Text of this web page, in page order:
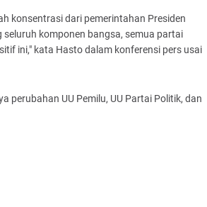
konsentrasi dari pemerintahan Presiden
komponen bangsa, semua partai
ini," kata Hasto dalam konferensi pers usai
perubahan UU Pemilu, UU Partai Politik, dan